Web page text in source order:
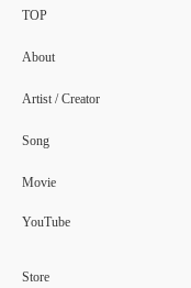
TOP
About
Artist / Creator
Song
Movie
YouTube
Store